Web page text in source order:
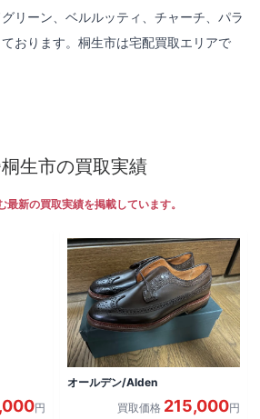
リーン、ベルルッティ、チャーチ、パラ
おります。桐生市は宅配買取エリアで
桐生市の買取実績
最新の買取実績を掲載しています。
円
オールデン/Alden
買取価格 215,000円